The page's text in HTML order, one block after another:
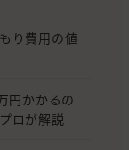
り費用の値
円かかるの
ロが解説